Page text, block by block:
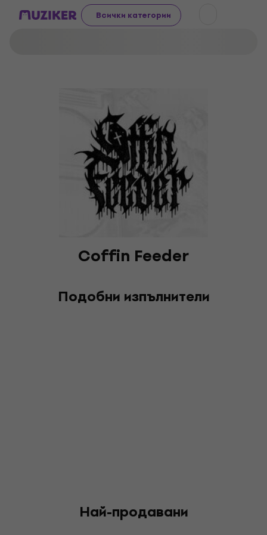
Всички категории
Coffin Feeder
Подобни изпълнители
Най-продавани